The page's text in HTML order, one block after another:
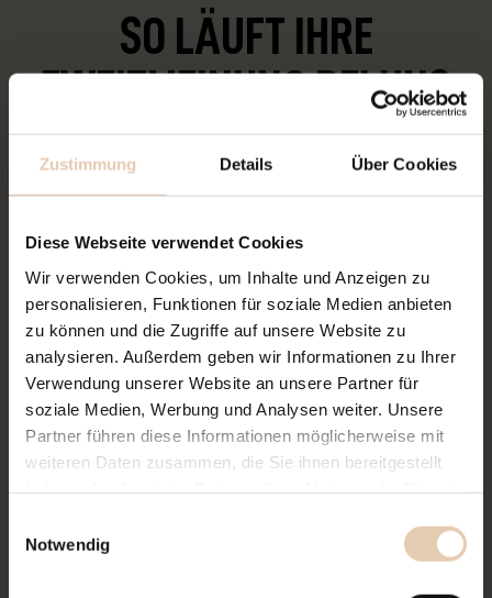
Zustimmung Details Über Cookies
Diese Webseite verwendet Cookies
Wir verwenden Cookies, um Inhalte und Anzeigen zu
personalisieren, Funktionen für soziale Medien anbieten
zu können und die Zugriffe auf unsere Website zu
analysieren. Außerdem geben wir Informationen zu Ihrer
Verwendung unserer Website an unsere Partner für
soziale Medien, Werbung und Analysen weiter. Unsere
Partner führen diese Informationen möglicherweise mit
weiteren Daten zusammen, die Sie ihnen bereitgestellt
Notwendig
SO LÄUFT IHRE
ZWEITMEINUNG BEI UNS
AB
1
oder telefonisch unter
0821 1598098
einen Termin für eine zahnärztliche
Zweitmeinung. Teilen Sie uns bereits
bei der Anmeldung mit, um welche
Behandlung es geht.
2
UNTERLAGEN MITBRINGEN
sowie vorhandene Röntgenbilder oder